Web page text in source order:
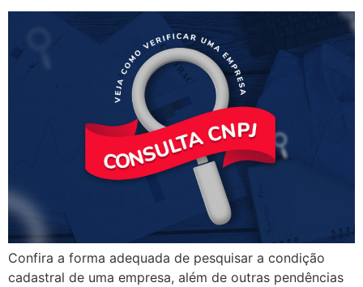
Confira a forma adequada de pesquisar a condição
cadastral de uma empresa, além de outras pendências